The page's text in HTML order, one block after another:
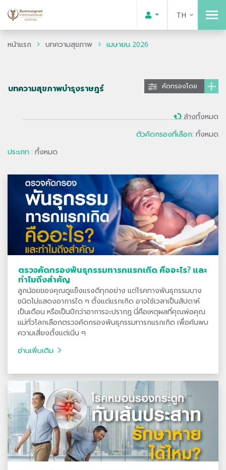
TH
หน้าแรก บทความสุขภาพ เมษายน 2026
บทความสุขภาพบำรุงราษฎร์ คัดกรองโดย
ตัวคัดกรองที่เลือก: ทั้งหมด
ประเภท : ทั้งหมด
ล้างทั้งหมด
ตรวจคัดกรองพันธุกรรมทารกแรกเกิด คืออะไร? และ
ทำไมถึงสำคัญ
ลูกน้อยของคุณดูแข็งแรงดีทุกอย่าง แต่โรคทางพันธุกรรมบาง
ชนิดไม่แสดงอาการใด ๆ ตั้งแต่แรกเกิด อาจใช้เวลาเป็นสัปดาห์
เป็นเดือน หรือเป็นปีกว่าอาการจะปรากฏ นี่คือเหตุผลที่คุณพ่อคุณ
แม่ทั่วโลกเลือกตรวจคัดกรองพันธุกรรมทารกแรกเกิด เพื่อค้นพบ
ความเสี่ยงตั้งแต่เนิ่น ๆ
อ่านเพิ่มเติม